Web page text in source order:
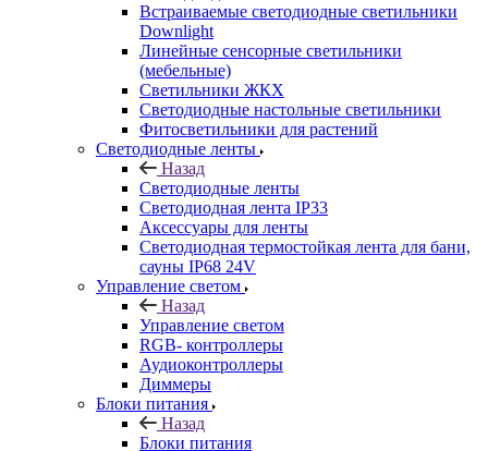
Встраиваемые светодиодные светильники
Downlight
Линейные сенсорные светильники
(мебельные)
Светильники ЖКХ
Светодиодные настольные светильники
Фитосветильники для растений
Светодиодные ленты
Назад
Светодиодные ленты
Светодиодная лента IP33
Аксессуары для ленты
Светодиодная термостойкая лента для бани,
сауны IP68 24V
Управление светом
Назад
Управление светом
RGB- контроллеры
Аудиоконтроллеры
Диммеры
Блоки питания
Назад
Блоки питания